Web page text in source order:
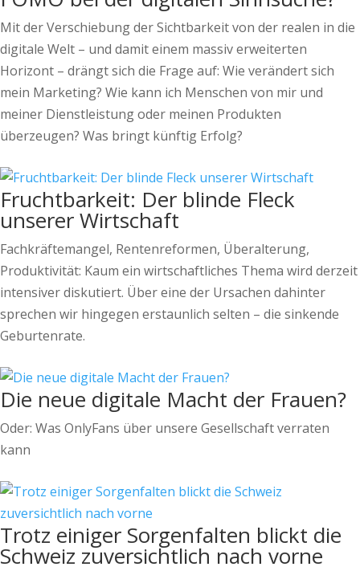
Mit der Verschiebung der Sichtbarkeit von der realen in die
digitale Welt – und damit einem massiv erweiterten
Horizont – drängt sich die Frage auf: Wie verändert sich
mein Marketing? Wie kann ich Menschen von mir und
meiner Dienstleistung oder meinen Produkten
überzeugen? Was bringt künftig Erfolg?
Fruchtbarkeit: Der blinde Fleck
unserer Wirtschaft
Fachkräftemangel, Rentenreformen, Überalterung,
Produktivität: Kaum ein wirtschaftliches Thema wird derzeit
intensiver diskutiert. Über eine der Ursachen dahinter
sprechen wir hingegen erstaunlich selten – die sinkende
Geburtenrate.
Die neue digitale Macht der Frauen?
Oder: Was OnlyFans über unsere Gesellschaft verraten
kann
Trotz einiger Sorgenfalten blickt die
Schweiz zuversichtlich nach vorne